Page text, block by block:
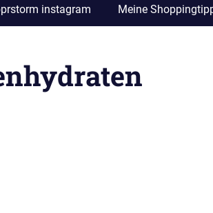
instagram Meine